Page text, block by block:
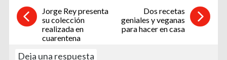
Jorge Rey presenta
su colección
realizada en
cuarentena
Dos recetas
geniales y veganas
para hacer en casa
Deja una respuesta